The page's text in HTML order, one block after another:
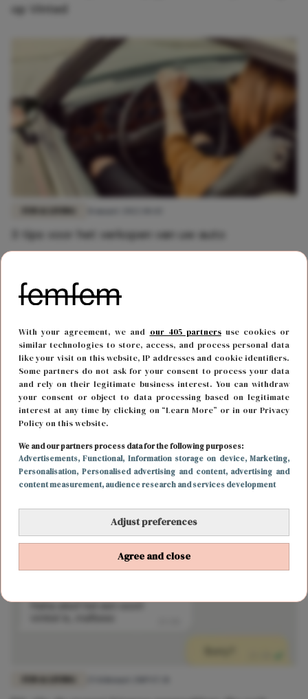
With your agreement, we and our 405 partnersuse cookies or
similar technologies to store, access, and process personal data
like your visit on this website, IP addresses and cookie identifiers.
Some partners do not ask for your consent to process your data
and rely on their legitimate business interest. You can withdraw
your consent or object to data processing based on legitimate
interest at any time by clicking on “Learn More” or in our Privacy
Policy on this website.
We and our partners process data for the following purposes:
Advertisements, Functional, Information storage on device, Marketing,
Personalisation, Personalised advertising and content, advertising and
content measurement, audience research and services development
Adjust preferences
Agree and close
op Vinted
FUN & LIVING
3 tips voor het verkopen van uw auto
Ondernemend rijk worden vanuit je eigen huis?
Dan kun je dit doen!